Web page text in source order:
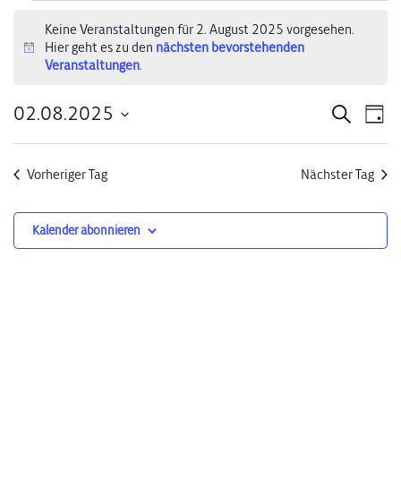
Veranstaltungen
für
2025
Hinweis
Keine Veranstaltungen für 2. August 2025 vorgesehen.
Hier geht es zu den nächsten bevorstehenden
Veranstaltungen.
Suche
und
Suche
Tag
02.08.2025
Vorheriger Tag
Nächster Tag
Kalender abonnieren